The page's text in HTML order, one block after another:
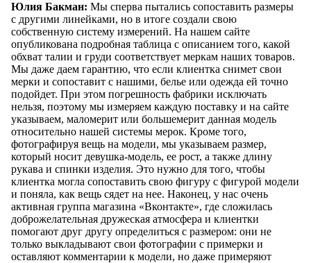
Юлия Бакман: Мы сперва пытались сопоставить размеры
с другими линейками, но в итоге создали свою
собственную систему измерений. На нашем сайте
опубликована подробная таблица с описанием того, какой
обхват талии и груди соответствует меркам наших товаров.
Мы даже даем гарантию, что если клиентка снимет свои
мерки и сопоставит с нашими, белье или одежда ей точно
подойдет. При этом погрешность фабрики исключать
нельзя, поэтому мы измеряем каждую поставку и на сайте
указываем, маломерит или большемерит данная модель
относительно нашей системы мерок. Кроме того,
фотографируя вещь на модели, мы указываем размер,
который носит девушка-модель, ее рост, а также длину
рукава и спинки изделия. Это нужно для того, чтобы
клиентка могла сопоставить свою фигуру с фигурой модели
и поняла, как вещь сядет на нее. Наконец, у нас очень
активная группа магазина «Вконтакте», где сложилась
доброжелательная дружеская атмосфера и клиентки
помогают друг другу определиться с размером: они не
только выкладывают свои фотографии с примерки и
оставляют комментарии к модели, но даже примеряют